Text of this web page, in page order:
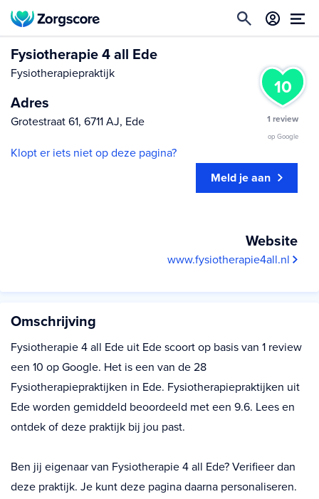
10
1 review
op Google
Fysiotherapie 4 all Ede
Fysiotherapiepraktijk
Adres
Grotestraat 61, 6711 AJ, Ede
Klopt er iets niet op deze pagina?
Meld je aan
Website
www.fysiotherapie4all.nl
Omschrijving
Fysiotherapie 4 all Ede uit Ede scoort op basis van 1 review
een 10 op Google. Het is een van de 28
Fysiotherapiepraktijken in Ede. Fysiotherapiepraktijken uit
Ede worden gemiddeld beoordeeld met een 9.6. Lees en
ontdek of deze praktijk bij jou past.
Ben jij eigenaar van Fysiotherapie 4 all Ede? Verifieer dan
deze praktijk. Je kunt deze pagina daarna personaliseren.